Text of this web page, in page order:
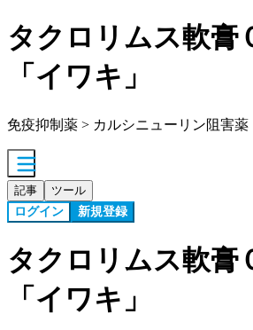
タクロリムス軟膏
「イワキ」
免疫抑制薬 > カルシニューリン阻害薬
記事 ツール
ログイン 新規登録
タクロリムス軟膏
「イワキ」